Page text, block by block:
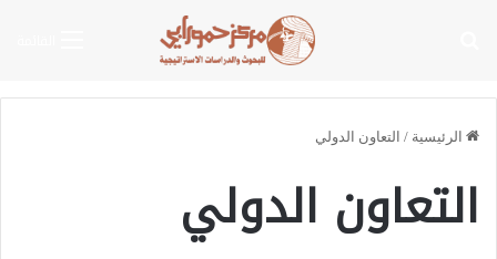
الرئيسية / التعاون الدولي
التعاون الدولي